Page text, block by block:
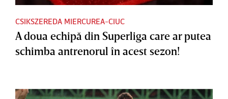
CSIKSZEREDA MIERCUREA-CIUC
A doua echipă din Superliga care ar putea
schimba antrenorul în acest sezon!